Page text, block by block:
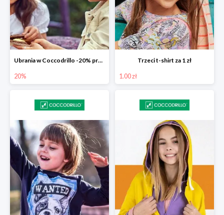
Ubrania w Coccodrillo -20% przy koszyku 200 zł
20%
Trzeci t-shirt za 1 zł
1.00 zł